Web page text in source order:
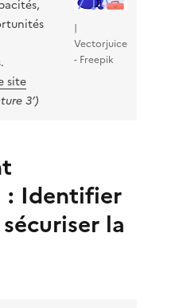
site
3’)
|
Vectorjuice
- Freepik
: Identifier
la